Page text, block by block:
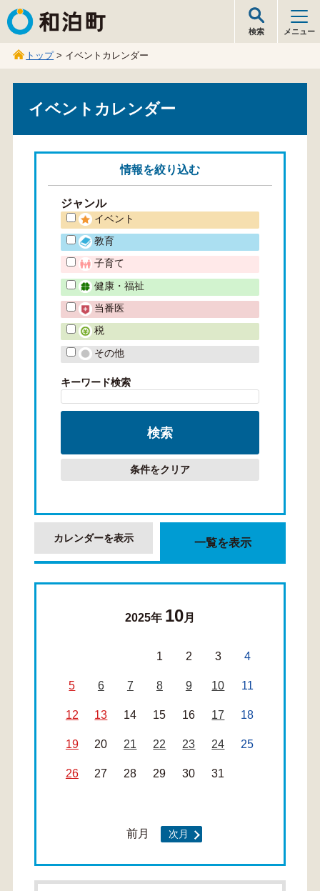
和泊町
検索 メニュー
トップ> イベントカレンダー
イベントカレンダー
情報を絞り込む
ジャンル
イベント
教育
子育て
健康・福祉
当番医
税
その他
キーワード検索
条件をクリア
カレンダーを表示 一覧を表示
2025年 10月
1 2 3 4
5 6 7 8 9 10 11
12 13 14 15 16 17 18
19 20 21 22 23 24 25
26 27 28 29 30 31
前月 次月